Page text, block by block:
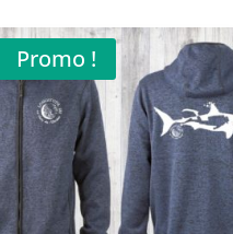
initial
était :
94,50€.
actuel
est :
65,00€.
Promo !